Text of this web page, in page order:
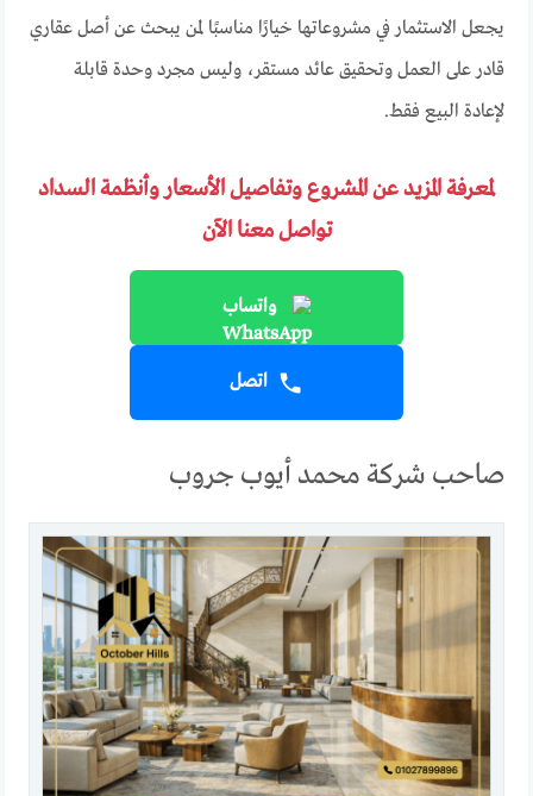
يجعل الاستثمار في مشروعاتها خيارًا مناسبًا لمن يبحث عن أصل عقاري
قادر على العمل وتحقيق عائد مستقر، وليس مجرد وحدة قابلة
لإعادة البيع فقط.
لمعرفة المزيد عن المشروع وتفاصيل الأسعار وأنظمة السداد
تواصل معنا الآن
واتساب
اتصل
صاحب شركة محمد أيوب جروب